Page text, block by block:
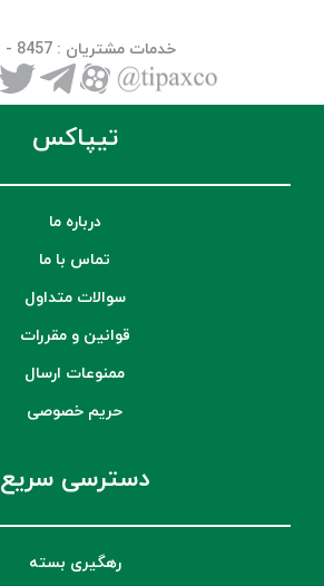
خدمات مشتریان : 8457 - 021
تیپاکس
درباره ما
تماس با ما
سوالات متداول
قوانین و مقررات
ممنوعات ارسال
حریم خصوصی
دسترسی سریع
رهگیری بسته